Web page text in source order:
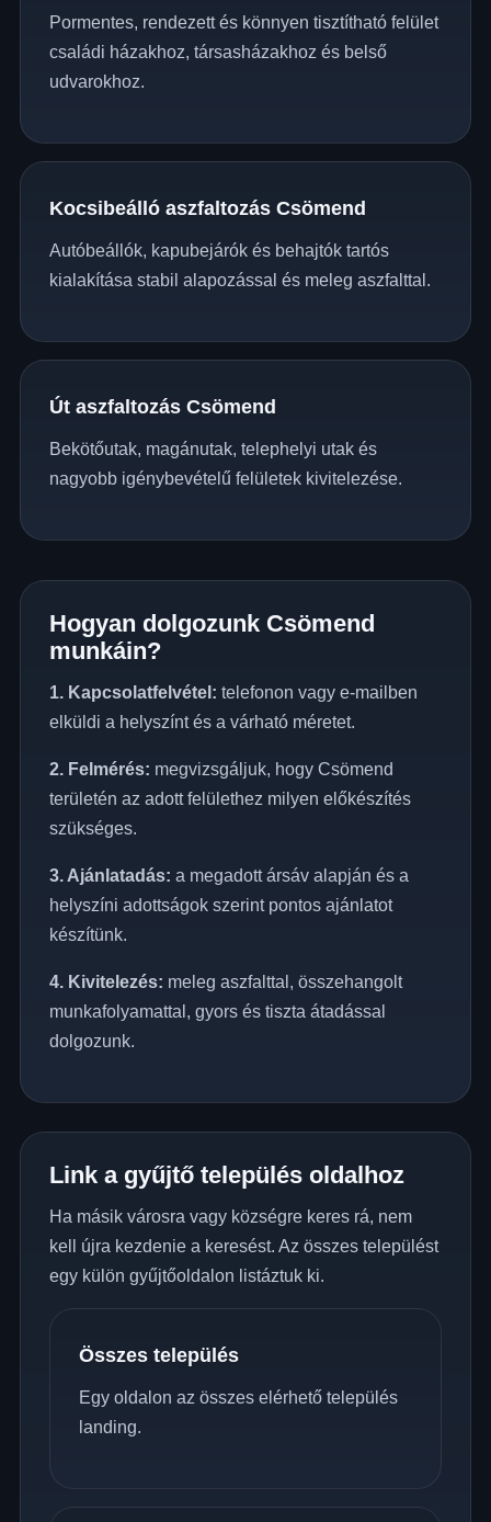
Pormentes, rendezett és könnyen tisztítható felület
családi házakhoz, társasházakhoz és belső
udvarokhoz.
Kocsibeálló aszfaltozás Csömend
Autóbeállók, kapubejárók és behajtók tartós
kialakítása stabil alapozással és meleg aszfalttal.
Út aszfaltozás Csömend
Bekötőutak, magánutak, telephelyi utak és
nagyobb igénybevételű felületek kivitelezése.
Hogyan dolgozunk Csömend
munkáin?
1. Kapcsolatfelvétel: telefonon vagy e-mailben
elküldi a helyszínt és a várható méretet.
2. Felmérés: megvizsgáljuk, hogy Csömend
területén az adott felülethez milyen előkészítés
szükséges.
3. Ajánlatadás: a megadott ársáv alapján és a
helyszíni adottságok szerint pontos ajánlatot
készítünk.
4. Kivitelezés: meleg aszfalttal, összehangolt
munkafolyamattal, gyors és tiszta átadással
dolgozunk.
Link a gyűjtő település oldalhoz
Ha másik városra vagy községre keres rá, nem
kell újra kezdenie a keresést. Az összes települést
egy külön gyűjtőoldalon listáztuk ki.
Összes település
Egy oldalon az összes elérhető település
landing.